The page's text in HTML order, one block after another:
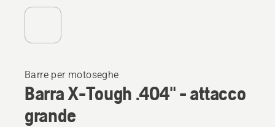
Barre per motoseghe
Barra X-Tough .404" - attacco
grande